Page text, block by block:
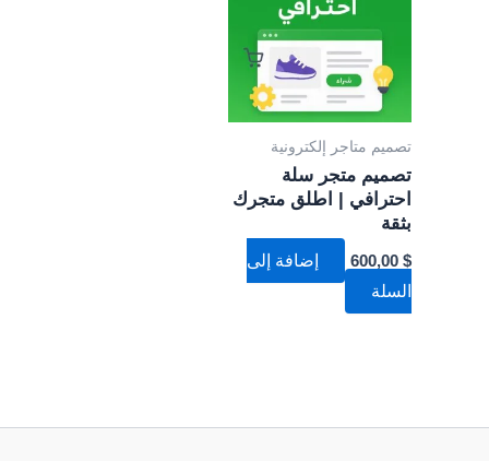
تصميم متاجر إلكترونية
تصميم متجر سلة
احترافي | اطلق متجرك
بثقة
600,00 $
إضافة إلى
السلة